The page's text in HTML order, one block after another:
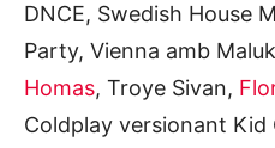
DNCE, Swedish House
Party, Vienna amb
Homas, Troye Sivan,
Coldplay versionant Kid